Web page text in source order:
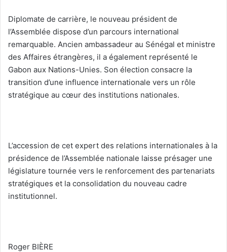
‎Diplomate de carrière, le nouveau président de
l’Assemblée dispose d’un parcours international
remarquable. Ancien ambassadeur au Sénégal et ministre
des Affaires étrangères, il a également représenté le
Gabon aux Nations-Unies. Son élection consacre la
transition d’une influence internationale vers un rôle
stratégique au cœur des institutions nationales.
‎L’accession de cet expert des relations internationales à la
présidence de l’Assemblée nationale laisse présager une
législature tournée vers le renforcement des partenariats
stratégiques et la consolidation du nouveau cadre
institutionnel.
‎Roger BIÈRE